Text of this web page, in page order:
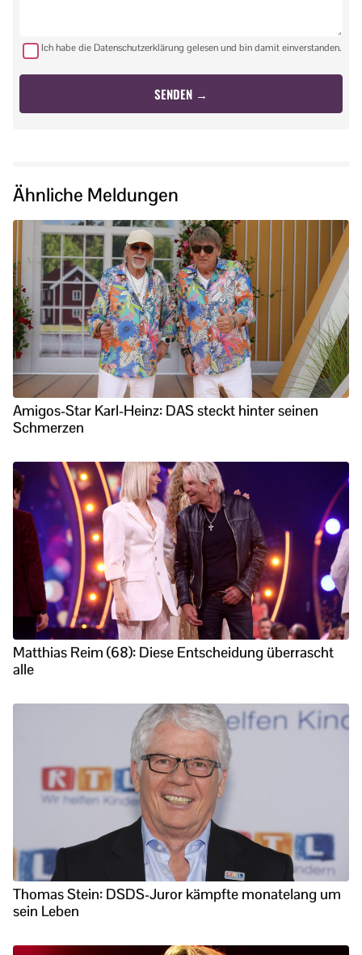
Ich habe die Datenschutzerklärung gelesen und bin damit einverstanden.
Ähnliche Meldungen
Amigos-Star Karl-Heinz: DAS steckt hinter seinen
Schmerzen
Matthias Reim (68): Diese Entscheidung überrascht
alle
Thomas Stein: DSDS-Juror kämpfte monatelang um
sein Leben